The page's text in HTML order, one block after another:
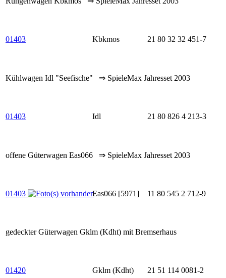
01403 Kbkmos 21 80 32 32 451-7
Kühlwagen Idl "Seefische" ⇒ SpieleMax Jahresset 2003
01403 Idl 21 80 826 4 213-3
offene Güterwagen Eas066 ⇒ SpieleMax Jahresset 2003
01403 Eas066 [5971] 11 80 545 2 712-9
gedeckter Güterwagen Gklm (Kdht) mit Bremserhaus
01420 Gklm (Kdht) 21 51 114 0081-2